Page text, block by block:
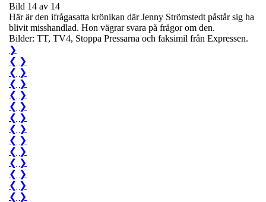
Bild 14 av 14
Här är den ifrågasatta krönikan där Jenny Strömstedt påstår sig ha
blivit misshandlad. Hon vägrar svara på frågor om den.
Bilder: TT, TV4, Stoppa Pressarna och faksimil från Expressen.
❯
❮ ❯
❮ ❯
❮ ❯
❮ ❯
❮ ❯
❮ ❯
❮ ❯
❮ ❯
❮ ❯
❮ ❯
❮ ❯
❮ ❯
❮ ❯